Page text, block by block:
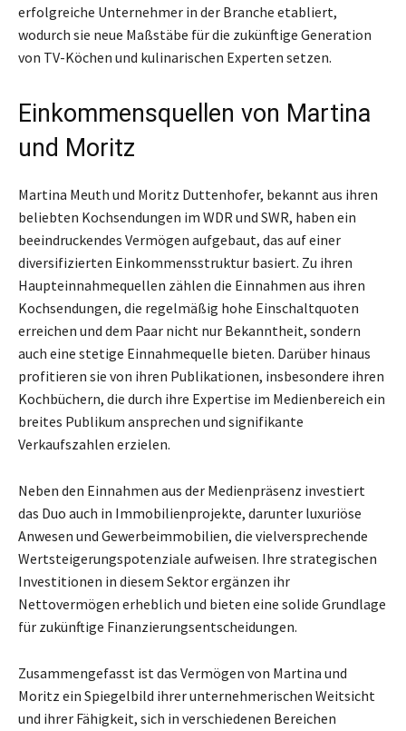
erfolgreiche Unternehmer in der Branche etabliert,
wodurch sie neue Maßstäbe für die zukünftige Generation
von TV-Köchen und kulinarischen Experten setzen.
Einkommensquellen von Martina
und Moritz
Martina Meuth und Moritz Duttenhofer, bekannt aus ihren
beliebten Kochsendungen im WDR und SWR, haben ein
beeindruckendes Vermögen aufgebaut, das auf einer
diversifizierten Einkommensstruktur basiert. Zu ihren
Haupteinnahmequellen zählen die Einnahmen aus ihren
Kochsendungen, die regelmäßig hohe Einschaltquoten
erreichen und dem Paar nicht nur Bekanntheit, sondern
auch eine stetige Einnahmequelle bieten. Darüber hinaus
profitieren sie von ihren Publikationen, insbesondere ihren
Kochbüchern, die durch ihre Expertise im Medienbereich ein
breites Publikum ansprechen und signifikante
Verkaufszahlen erzielen.
Neben den Einnahmen aus der Medienpräsenz investiert
das Duo auch in Immobilienprojekte, darunter luxuriöse
Anwesen und Gewerbeimmobilien, die vielversprechende
Wertsteigerungspotenziale aufweisen. Ihre strategischen
Investitionen in diesem Sektor ergänzen ihr
Nettovermögen erheblich und bieten eine solide Grundlage
für zukünftige Finanzierungsentscheidungen.
Zusammengefasst ist das Vermögen von Martina und
Moritz ein Spiegelbild ihrer unternehmerischen Weitsicht
und ihrer Fähigkeit, sich in verschiedenen Bereichen